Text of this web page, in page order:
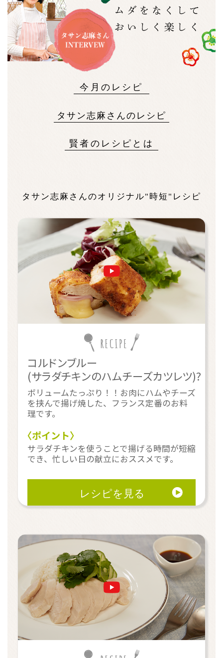
今月のレシピ
タサン志麻さんのレシピ
賢者のレシピとは
タサン志麻さんのオリジナル"時短"レシピ
コルドンブルー
(サラダチキンのハムチーズカツレツ)?
ボリュームたっぷり！！お肉にハムやチーズ
を挟んで揚げ焼した、フランス定番のお料
理です。
〈ポイント〉
サラダチキンを使うことで揚げる時間が短縮
でき、忙しい日の献立におススメです。